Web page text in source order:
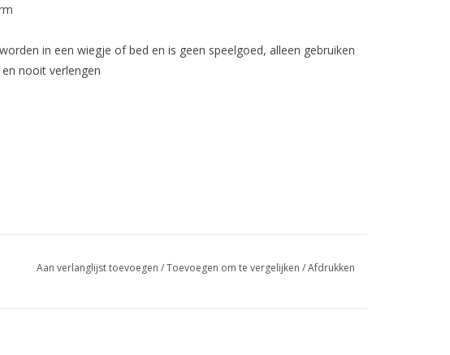
in een wiegje of bed en is geen speelgoed, alleen gebruiken
nooit verlengen
Aan verlanglijst toevoegen /Toevoegen om te vergelijken /Afdrukken